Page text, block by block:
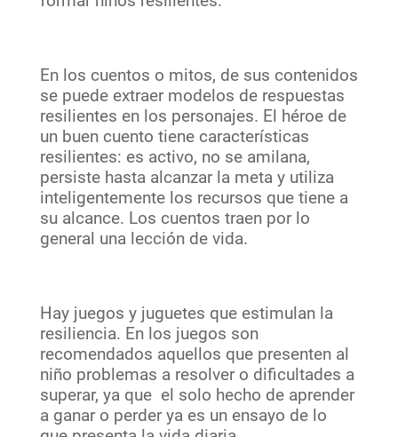
En los cuentos o mitos, de sus contenidos
se puede extraer modelos de respuestas
resilientes en los personajes. El héroe de
un buen cuento tiene características
resilientes: es activo, no se amilana,
persiste hasta alcanzar la meta y utiliza
inteligentemente los recursos que tiene a
su alcance. Los cuentos traen por lo
general una lección de vida.
Hay juegos y juguetes que estimulan la
resiliencia. En los juegos son
recomendados aquellos que presenten al
niño problemas a resolver o dificultades a
superar, ya que el solo hecho de aprender
a ganar o perder ya es un ensayo de lo